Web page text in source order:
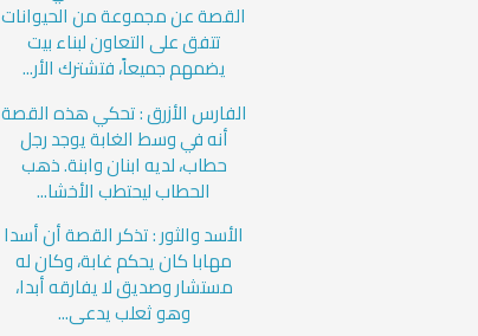
القصة عن مجموعة من الحيوانات
تتفق على التعاون لبناء بيت
يضمهم جميعاً، فتشترك الأر...
الفارس الأزرق : تحكي هذه القصة
أنه في وسط الغابة يوجد رجل
حطاب، لديه ابنان وابنة. ذهب
الحطاب ليحتطب الأخشا...
الأسد والثور : تذكر القصة أن أسدا
مهابا كان يحكم غابة، وكان له
مستشار وصديق لا يفارقه أبدا،
وهو ثعلب يدعى...